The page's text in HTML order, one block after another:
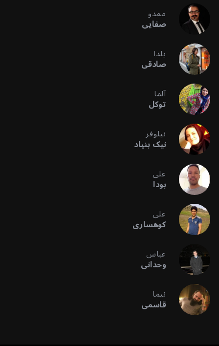
ممدو
صفایی
یلدا
صادقی
آلما
توکل
نیلوفر
نیک بنیاد
علی
بودا
علی
کوهساری
عباس
وحدانی
نیما
قاسمی